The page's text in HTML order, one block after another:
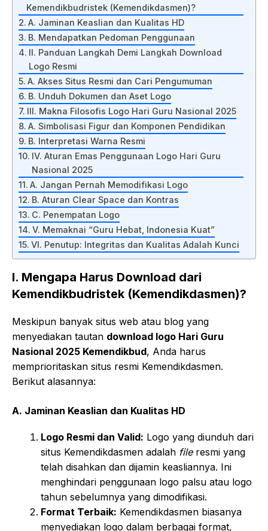
Kemendikbudristek (Kemendikdasmen)?
A. Jaminan Keaslian dan Kualitas HD
B. Mendapatkan Pedoman Penggunaan
II. Panduan Langkah Demi Langkah Download
Logo Resmi
A. Akses Situs Resmi dan Cari Pengumuman
B. Unduh Dokumen dan Aset Logo
III. Makna Filosofis Logo Hari Guru Nasional 2025
A. Simbolisasi Figur dan Komponen Pendidikan
B. Interpretasi Warna Resmi
IV. Aturan Emas Penggunaan Logo Hari Guru
Nasional 2025
A. Jangan Pernah Memodifikasi Logo
B. Aturan Clear Space dan Kontras
C. Penempatan Logo
V. Memaknai “Guru Hebat, Indonesia Kuat”
VI. Penutup: Integritas dan Kualitas Adalah Kunci
I. Mengapa Harus Download dari
Kemendikbudristek (Kemendikdasmen)?
Meskipun banyak situs web atau blog yang
menyediakan tautan download logo Hari Guru
Nasional 2025 Kemendikbud, Anda harus
memprioritaskan situs resmi Kemendikdasmen.
Berikut alasannya:
A. Jaminan Keaslian dan Kualitas HD
Logo Resmi dan Valid: Logo yang diunduh dari
situs Kemendikdasmen adalah fileresmi yang
telah disahkan dan dijamin keasliannya. Ini
menghindari penggunaan logo palsu atau logo
tahun sebelumnya yang dimodifikasi.
Format Terbaik: Kemendikdasmen biasanya
menyediakan logo dalam berbagai format,